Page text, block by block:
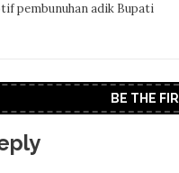
pembunuhan adik Bupati
BE THE